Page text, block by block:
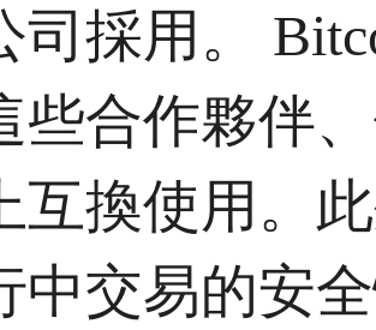
司採用。
些合作夥伴
互換使用。
中交易的安